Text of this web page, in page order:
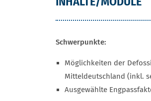
Schwerpunkte:
Möglichkeiten der
Mitteldeutschland (inkl.
Ausgewählte